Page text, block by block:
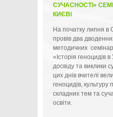
СУЧАСНОСТІ»
КИЄВІ
На початку липня в
провів два
методичних
«Історія геноцидів в
досвіду та виклики
цих днів вчителі
геноцидів, культуру
складних тем та
освіти.